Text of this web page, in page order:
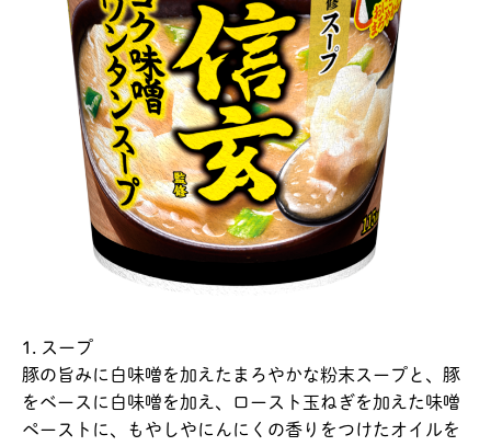
1. スープ
豚の旨みに白味噌を加えたまろやかな粉末スープと、豚
をベースに白味噌を加え、ロースト玉ねぎを加えた味噌
ペーストに、もやしやにんにくの香りをつけたオイルを